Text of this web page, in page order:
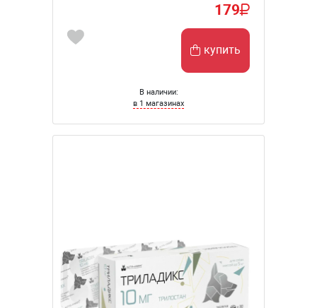
179
купить
В наличии:
в 1 магазинах